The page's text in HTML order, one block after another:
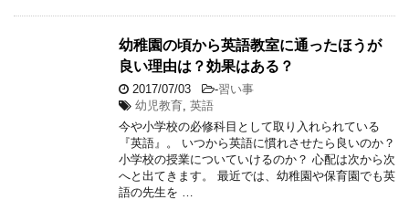
幼稚園の頃から英語教室に通ったほうが
良い理由は？効果はある？
2017/07/03 -習い事
幼児教育 英語
今や小学校の必修科目として取り入れられている
『英語』。 いつから英語に慣れさせたら良いのか？
小学校の授業についていけるのか？ 心配は次から次
へと出てきます。 最近では、幼稚園や保育園でも英
語の先生を …